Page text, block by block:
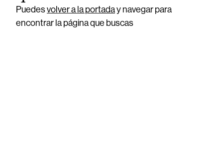
Puedesvolver a la portaday navegar para
encontrar la página que buscas